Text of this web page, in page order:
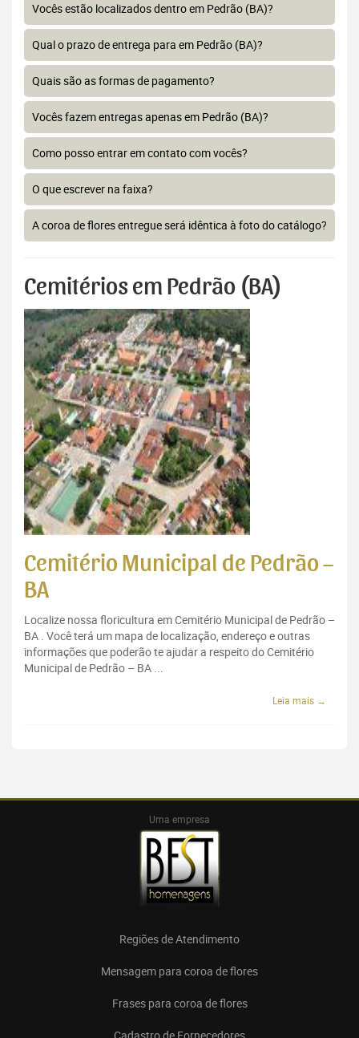
Vocês estão localizados dentro em Pedrão (BA)?
Qual o prazo de entrega para em Pedrão (BA)?
Quais são as formas de pagamento?
Vocês fazem entregas apenas em Pedrão (BA)?
Como posso entrar em contato com vocês?
O que escrever na faixa?
A coroa de flores entregue será idêntica à foto do catálogo?
Cemitérios em Pedrão (BA)
Cemitério Municipal de Pedrão –
BA
Localize nossa floricultura em Cemitério Municipal de Pedrão –
BA . Você terá um mapa de localização, endereço e outras
informações que poderão te ajudar a respeito do Cemitério
Municipal de Pedrão – BA ...
Leia mais →
Uma empresa
Regiões de Atendimento
Mensagem para coroa de flores
Frases para coroa de flores